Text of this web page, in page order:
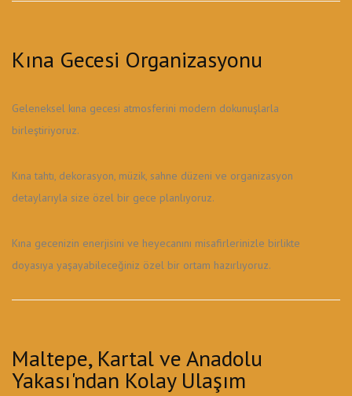
Kına Gecesi Organizasyonu
Geleneksel kına gecesi atmosferini modern dokunuşlarla
birleştiriyoruz.
Kına tahtı, dekorasyon, müzik, sahne düzeni ve organizasyon
detaylarıyla size özel bir gece planlıyoruz.
Kına gecenizin enerjisini ve heyecanını misafirlerinizle birlikte
doyasıya yaşayabileceğiniz özel bir ortam hazırlıyoruz.
Maltepe, Kartal ve Anadolu
Yakası'ndan Kolay Ulaşım